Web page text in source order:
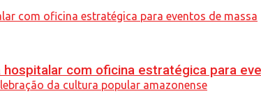
com oficina estratégica para